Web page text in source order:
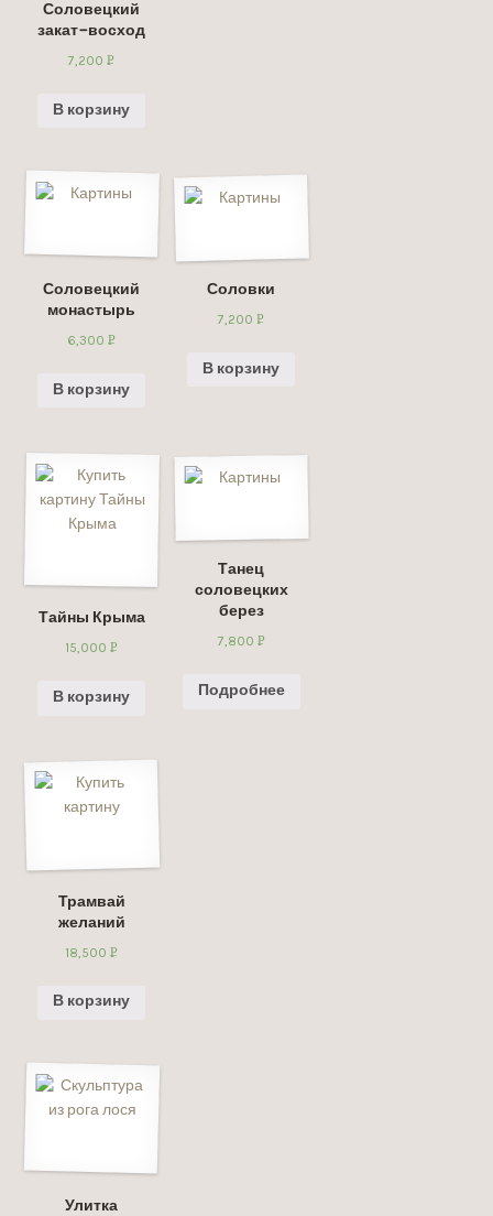
Соловецкий
закат-восход
7,200Р
В корзину
Соловецкий
монастырь
6,300Р
В корзину
Соловки
7,200Р
В корзину
Тайны Крыма
15,000Р
В корзину
Танец
соловецких
берез
7,800 Р
Подробнее
Трамвай
желаний
18,500Р
В корзину
Улитка